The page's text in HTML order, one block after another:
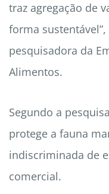
traz agregação de
forma
pesquisadora da
Alimentos.
Segundo a
protege a fauna
indiscriminada de
comercial.